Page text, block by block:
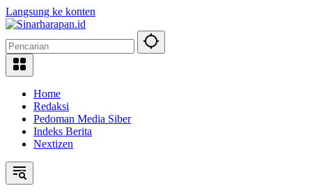
Langsung ke konten
Home
Redaksi
Pedoman Media Siber
Indeks Berita
Nextizen